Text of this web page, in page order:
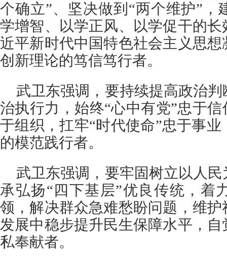
个确立”、坚决做到“两个维护”，
学增智、以学正风、以学促干的
近平新时代中国特色社会主义思
创新理论的笃信笃行者。
武卫东强调，要持续提高政治
治执行力，始终“心中有党”忠于
于组织，扛牢“时代使命”忠于事
的模范践行者。
武卫东强调，要牢固树立以人
承弘扬“四下基层”优良传统，着
领，解决群众急难愁盼问题，维
发展中稳步提升民生保障水平，
私奉献者。